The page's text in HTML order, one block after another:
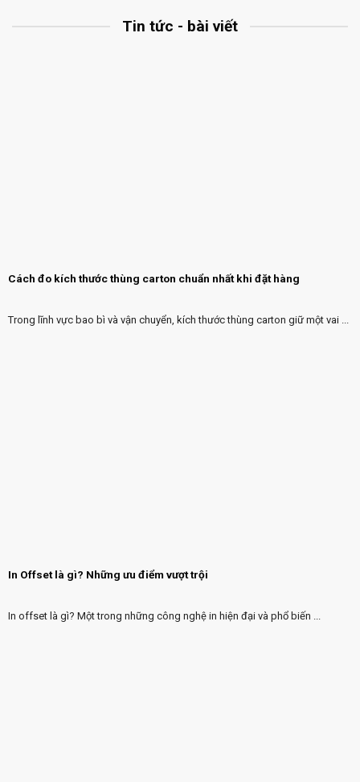
Tin tức - bài viết
Cách đo kích thước thùng carton chuẩn nhất khi đặt hàng
Trong lĩnh vực bao bì và vận chuyển, kích thước thùng carton giữ một vai ...
In Offset là gì? Những ưu điểm vượt trội
In offset là gì? Một trong những công nghệ in hiện đại và phổ biến ...